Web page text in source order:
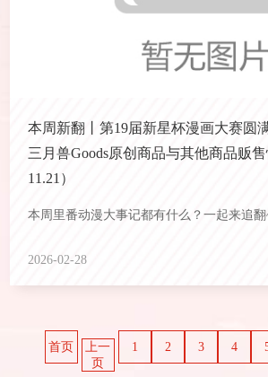
本周新翻丨第19届新星杯漫画大赛圆
三月兽Goods原创商品与其他商品贩
11.21）
本周里番动漫大事记都有什么？一起来追翻
2026-02-28
首页
上一
页
1 2 3 4